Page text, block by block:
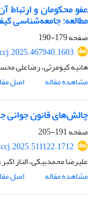
عفو محکومان و
مطالعه: جامعه‌شناسی
صفحه179-190
هانیه کیومرثی، رضاعلی
مشاهده مقاله
اصل
چالش‌های قانون جوانی
صفحه191-205
علیرضا محمدبیکی، الناز
مشاهده مقاله
اصل